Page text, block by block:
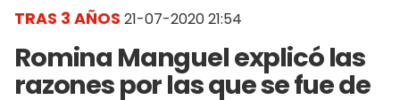
TRAS 3 AÑOS 21-07-2020 21:54
Romina Manguel explicó las
razones por las que se fue de